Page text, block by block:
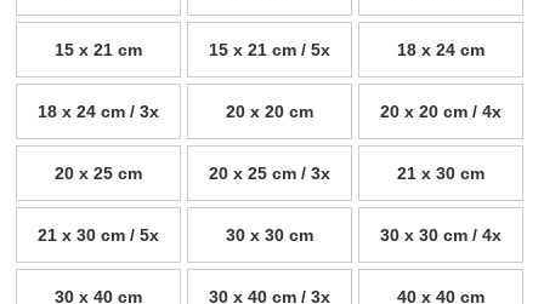
15 x 21 cm 15 x 21 cm / 5x 18 x 24 cm
18 x 24 cm / 3x 20 x 20 cm 20 x 20 cm / 4x
20 x 25 cm 20 x 25 cm / 3x 21 x 30 cm
21 x 30 cm / 5x 30 x 30 cm 30 x 30 cm / 4x
30 x 40 cm 30 x 40 cm / 3x 40 x 40 cm